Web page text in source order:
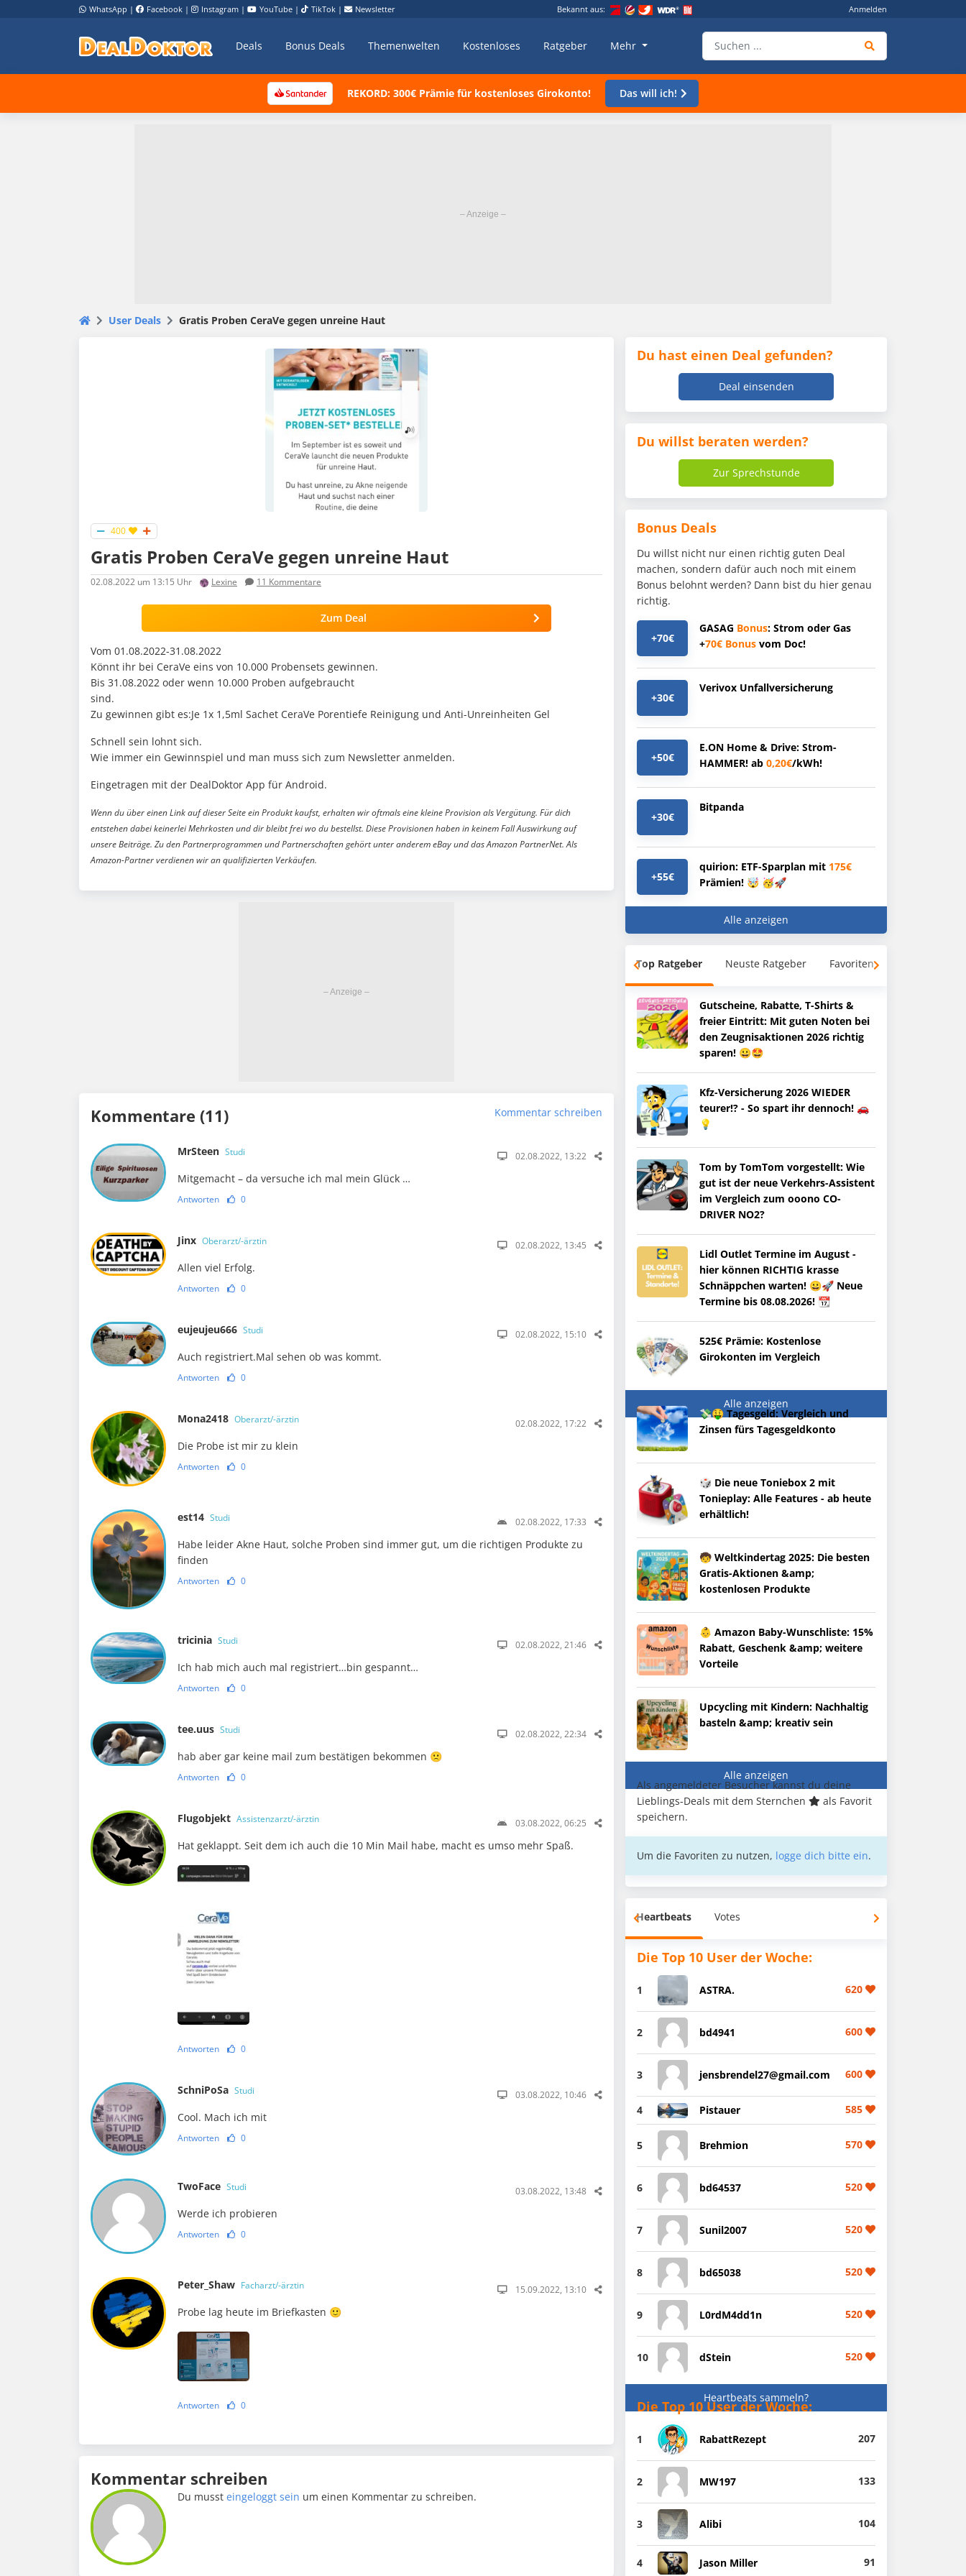
WhatsApp | Facebook | Instagram | YouTube | TikTok | Newsletter Bekannt aus: Anmelden
Deals Bonus Deals Themenwelten Kostenloses Ratgeber Mehr
REKORD: 300€ Prämie für kostenloses Girokonto! Das will ich!
User Deals Gratis Proben CeraVe gegen unreine Haut
400
Gratis Proben CeraVe gegen unreine Haut
02.08.2022 um 13:15 Uhr Lexine 11 Kommentare
Zum Deal
Vom 01.08.2022-31.08.2022
Könnt ihr bei CeraVe eins von 10.000 Probensets gewinnen.
Bis 31.08.2022 oder wenn 10.000 Proben aufgebraucht
sind.
Zu gewinnen gibt es:Je 1x 1,5ml Sachet CeraVe Porentiefe Reinigung und Anti-Unreinheiten Gel
Schnell sein lohnt sich.
Wie immer ein Gewinnspiel und man muss sich zum Newsletter anmelden.
Eingetragen mit der DealDoktor App für Android.
Wenn du über einen Link auf dieser Seite ein Produkt kaufst, erhalten wir oftmals eine kleine Provision als Vergütung. Für dich
entstehen dabei keinerlei Mehrkosten und dir bleibt frei wo du bestellst. Diese Provisionen haben in keinem Fall Auswirkung auf
unsere Beiträge. Zu den Partnerprogrammen und Partnerschaften gehört unter anderem eBay und das Amazon PartnerNet. Als
Amazon-Partner verdienen wir an qualifizierten Verkäufen.
Kommentare (11) Kommentar schreiben
MrSteen Studi 02.08.2022, 13:22
Mitgemacht – da versuche ich mal mein Glück …
Antworten 0
Jinx Oberarzt/-ärztin 02.08.2022, 13:45
Allen viel Erfolg.
Antworten 0
eujeujeu666 Studi 02.08.2022, 15:10
Auch registriert.Mal sehen ob was kommt.
Antworten 0
Mona2418 Oberarzt/-ärztin 02.08.2022, 17:22
Die Probe ist mir zu klein
Antworten 0
est14 Studi 02.08.2022, 17:33
Habe leider Akne Haut, solche Proben sind immer gut, um die richtigen Produkte zu
finden
Antworten 0
tricinia Studi 02.08.2022, 21:46
Ich hab mich auch mal registriert…bin gespannt…
Antworten 0
tee.uus Studi 02.08.2022, 22:34
hab aber gar keine mail zum bestätigen bekommen 🙁
Antworten 0
Flugobjekt Assistenzarzt/-ärztin 03.08.2022, 06:25
Hat geklappt. Seit dem ich auch die 10 Min Mail habe, macht es umso mehr Spaß.
Antworten 0
SchniPoSa Studi 03.08.2022, 10:46
Cool. Mach ich mit
Antworten 0
TwoFace Studi 03.08.2022, 13:48
Werde ich probieren
Antworten 0
Peter_Shaw Facharzt/-ärztin 15.09.2022, 13:10
Probe lag heute im Briefkasten 🙂
Antworten 0
Kommentar schreiben
Du mussteingeloggt sein um einen Kommentar zu schreiben.
Du hast einen Deal gefunden?
Deal einsenden
Du willst beraten werden?
Zur Sprechstunde
Bonus Deals
Du willst nicht nur einen richtig guten Deal
machen, sondern dafür auch noch mit einem
Bonus belohnt werden? Dann bist du hier genau
richtig.
+70€
GASAG Bonus: Strom oder Gas
+70€ Bonus vom Doc!
+30€
Verivox Unfallversicherung
+50€
E.ON Home & Drive: Strom-
HAMMER! ab 0,20€/kWh!
+30€
Bitpanda
+55€
quirion: ETF-Sparplan mit 175€
Prämien! 🤯 🥳🚀
Alle anzeigen
Top Ratgeber Neuste Ratgeber Favoriten
Gutscheine, Rabatte, T-Shirts &
freier Eintritt: Mit guten Noten bei
den Zeugnisaktionen 2026 richtig
sparen! 😀🤩
Kfz-Versicherung 2026 WIEDER
teurer!? - So spart ihr dennoch! 🚗
💡
Tom by TomTom vorgestellt: Wie
gut ist der neue Verkehrs-Assistent
im Vergleich zum ooono CO-
DRIVER NO2?
Lidl Outlet Termine im August -
hier können RICHTIG krasse
Schnäppchen warten! 😀🚀 Neue
Termine bis 08.08.2026! 📆
525€ Prämie: Kostenlose
Girokonten im Vergleich
Alle anzeigen
💸🤑 Tagesgeld: Vergleich und
Zinsen fürs Tagesgeldkonto
🎲 Die neue Toniebox 2 mit
Tonieplay: Alle Features - ab heute
erhältlich!
🧒 Weltkindertag 2025: Die besten
Gratis-Aktionen &amp;
kostenlosen Produkte
👶 Amazon Baby-Wunschliste: 15%
Rabatt, Geschenk &amp; weitere
Vorteile
Upcycling mit Kindern: Nachhaltig
basteln &amp; kreativ sein
Alle anzeigen
Als angemeldeter Besucher kannst du deine
Lieblings-Deals mit dem Sternchen
als Favorit
speichern.
Um die Favoriten zu nutzen, logge dich bitte ein.
Heartbeats Votes
Die Top 10 User der Woche:
1 ASTRA. 620
2 bd4941 600
3 jensbrendel27@gmail.com 600
4 Pistauer 585
5 Brehmion 570
6 bd64537 520
7 Sunil2007 520
8 bd65038 520
9 L0rdM4dd1n 520
10 dStein 520
Heartbeats sammeln?
Die Top 10 User der Woche:
1 RabattRezept 207
2 MW197 133
3 Alibi 104
4 Jason Miller 91